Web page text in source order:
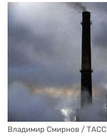
Владимир Смирнов / ТАСС